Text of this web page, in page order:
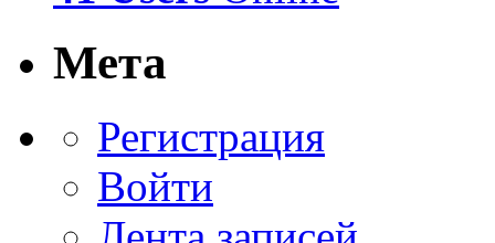
Мета
Регистрация
Войти